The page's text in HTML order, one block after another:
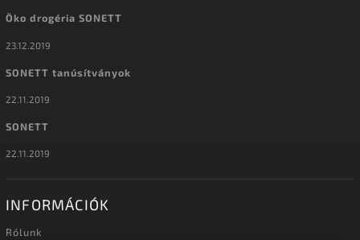
Öko drogéria SONETT
23.12.2019
SONETT tanúsítványok
22.11.2019
SONETT
22.11.2019
INFORMÁCIÓK
Rólunk